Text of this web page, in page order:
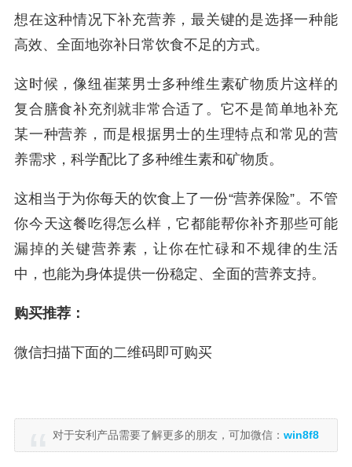
想在这种情况下补充营养，最关键的是选择一种能
高效、全面地弥补日常饮食不足的方式。
这时候，像纽崔莱男士多种维生素矿物质片这样的
复合膳食补充剂就非常合适了。它不是简单地补充
某一种营养，而是根据男士的生理特点和常见的营
养需求，科学配比了多种维生素和矿物质。
这相当于为你每天的饮食上了一份“营养保险”。不管
你今天这餐吃得怎么样，它都能帮你补齐那些可能
漏掉的关键营养素，让你在忙碌和不规律的生活
中，也能为身体提供一份稳定、全面的营养支持。
购买推荐：
微信扫描下面的二维码即可购买
对于安利产品需要了解更多的朋友，可加微信： win8f8